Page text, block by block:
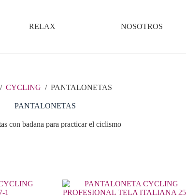
RELAX NOSOTROS
/ CYCLING / PANTALONETAS
PANTALONETAS
con badana para practicar el ciclismo